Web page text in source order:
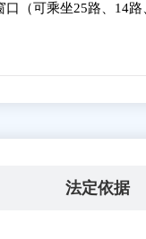
（可乘坐25路、14路
法定依据